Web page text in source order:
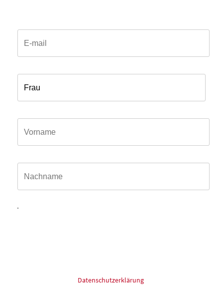
Datenschutzerklärung